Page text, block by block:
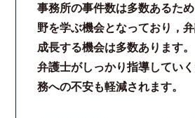
弁護士ブログ
法律相談コラム
サマークラーク・ウィンタークラー
事務所の事件数は多数あるた
野を学ぶ機会となっており，
成長する機会は多数あります。
弁護士がしっかり指導してい
務への不安も軽減されます。